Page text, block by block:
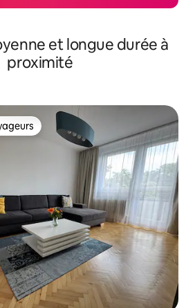
et longue durée à
proximité
les plus appréciés